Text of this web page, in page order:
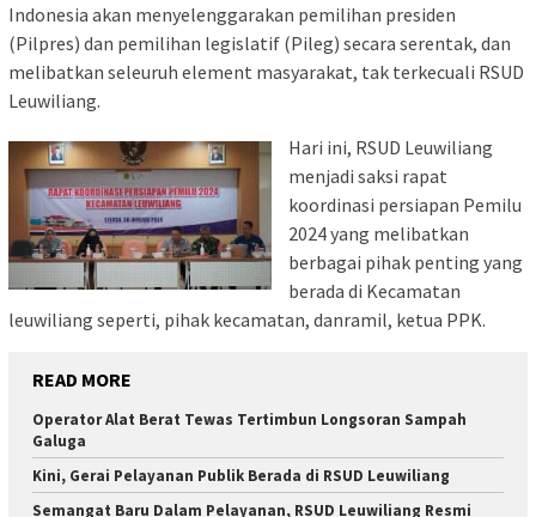
Indonesia akan menyelenggarakan pemilihan presiden
(Pilpres) dan pemilihan legislatif (Pileg) secara serentak, dan
melibatkan seleuruh element masyarakat, tak terkecuali RSUD
Leuwiliang.
Hari ini, RSUD Leuwiliang
menjadi saksi rapat
koordinasi persiapan Pemilu
2024 yang melibatkan
berbagai pihak penting yang
berada di Kecamatan
leuwiliang seperti, pihak kecamatan, danramil, ketua PPK.
READ MORE
Operator Alat Berat Tewas Tertimbun Longsoran Sampah
Galuga
Kini, Gerai Pelayanan Publik Berada di RSUD Leuwiliang
Semangat Baru Dalam Pelayanan, RSUD Leuwiliang Resmi